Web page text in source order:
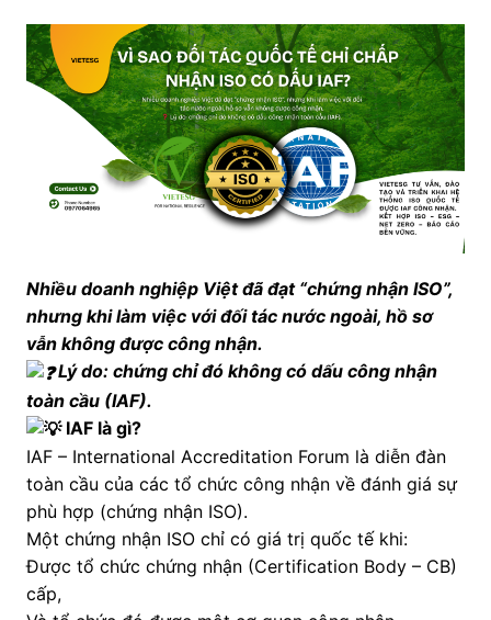
Nhiều doanh nghiệp Việt đã đạt “chứng nhận ISO”,
nhưng khi làm việc với đối tác nước ngoài, hồ sơ
vẫn không được công nhận.
Lý do: chứng chỉ đó không có dấu công nhận
toàn cầu (IAF).
IAF là gì?
IAF – International Accreditation Forum là diễn đàn
toàn cầu của các tổ chức công nhận về đánh giá sự
phù hợp (chứng nhận ISO).
Một chứng nhận ISO chỉ có giá trị quốc tế khi:
Được tổ chức chứng nhận (Certification Body – CB)
cấp,